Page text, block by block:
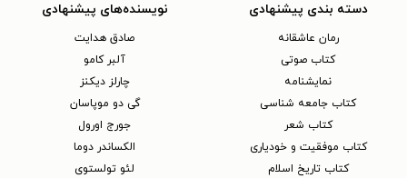
دسته بندی پیشنهادی
رمان عاشقانه
کتاب‌ صوتی
نمایشنامه
کتاب جامعه شناسی
کتاب شعر
کتاب موفقیت و خودیاری
کتاب تاریخ اسلام
نویسنده‌های پیشنهادی
صادق هدایت
آلبر کامو
چارلز دیکنز
گی دو موپاسان
جورج اورول
الکساندر دوما
لئو تولستوی